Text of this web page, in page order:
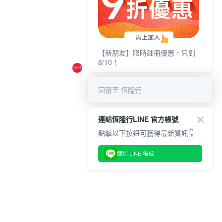
【新朋友】限時註冊優惠，只到
8/10！
回覆至 恆隆行
連結恆隆行LINE 官方帳號
點擊以下按鈕可獲得最新資訊👇
連結 LINE 帳號